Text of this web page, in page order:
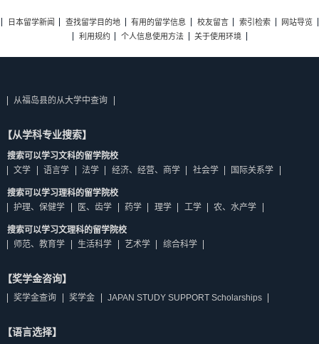
日本留学新闻 查找留学目的地 有用的留学信息 校友留言 索引检索
网站导览
利用规约
个人信息使用方法 关于使用环境
从福岛县的从大学中查询
【从学科专业搜索】
搜索可以学习文科的留学院校
文学
语言学 法学 经济、经营、商学 社会学 国际关系学
搜索可以学习理科的留学院校
护理、保健学
医、齿学 药学 理学 工学 农、水产学
搜索可以学习文理科的留学院校
师范、教育学
生活科学 艺术学 综合科学
【奖学金咨询】
奖学金查询 奖学金 JAPAN STUDY SUPPORT Scholarships
【语言选择】